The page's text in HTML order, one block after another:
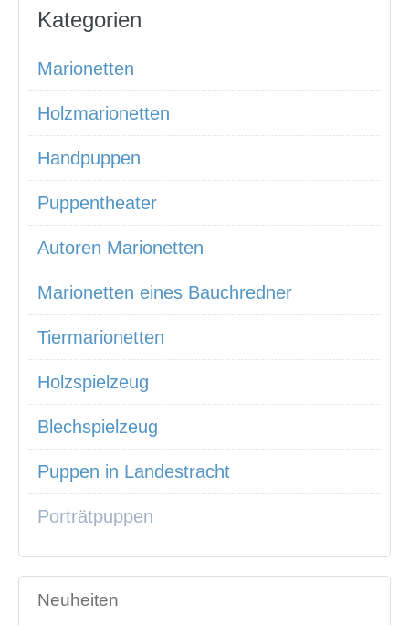
Kategorien
Marionetten
Holzmarionetten
Handpuppen
Puppentheater
Autoren Marionetten
Marionetten eines Bauchredner
Tiermarionetten
Holzspielzeug
Blechspielzeug
Puppen in Landestracht
Porträtpuppen
Neuheiten